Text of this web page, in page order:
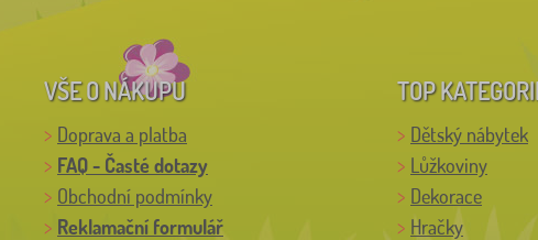
VŠE O NÁKUPU
Doprava a platba
FAQ - Časté dotazy
Obchodní podmínky
Reklamační formulář
TOP
Dětský nábytek
Lůžkoviny
Dekorace
Hračky